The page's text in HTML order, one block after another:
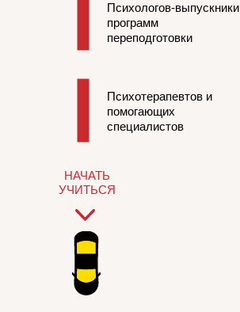
НАЧАТЬ
УЧИТЬСЯ
Психологов-выпускники
программ
переподготовки
Психотерапевтов и
помогающих
специалистов